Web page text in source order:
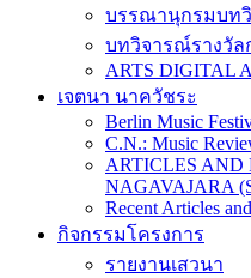
บรรณานุกรมบท
บทวิจารณ์รางวั
ARTS DIGITAL
เจตนา นาควัชระ
Berlin Music
C.N.: Music
ARTICLES AND
NAGAVAJARA
Recent Articles
กิจกรรมโครงการ
รายงานเสวนา